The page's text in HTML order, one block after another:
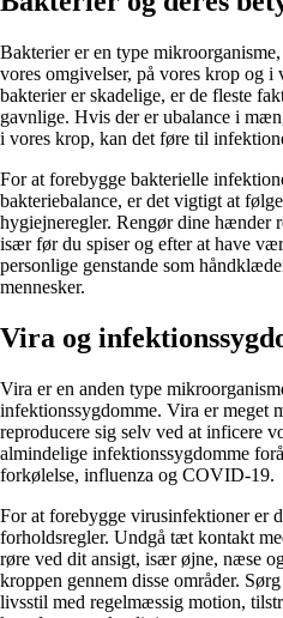
Bakterier er en type
vores omgivelser, på vores krop og i
bakterier er skadelige, er de fleste
gavnlige. Hvis der er ubalance i
i vores krop, kan det føre til
For at forebygge bakterielle
bakteriebalance, er det vigtigt at
hygiejneregler. Rengør dine hænder
især før du spiser og efter at have
personlige genstande som
mennesker.
Vira og
Vira er en anden type
infektionssygdomme. Vira er meget
reproducere sig selv ved at inficere
almindelige infektionssygdomme
forkølelse, influenza og COVID-19.
For at forebygge virusinfektioner er
forholdsregler. Undgå tæt kontakt
røre ved dit ansigt, især øjne, næse
kroppen gennem disse områder.
livsstil med regelmæssig motion,